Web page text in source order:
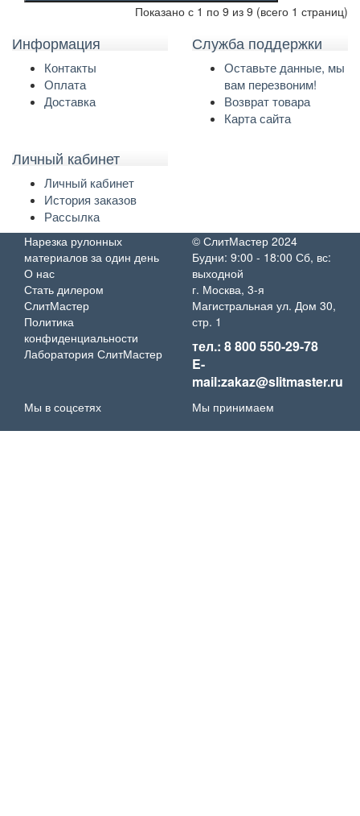
Показано с 1 по 9 из 9 (всего 1 страниц)
Информация
Контакты
Оплата
Доставка
Служба поддержки
Оставьте данные, мы
вам перезвоним!
Возврат товара
Карта сайта
Личный кабинет
Личный кабинет
История заказов
Рассылка
Нарезка рулонных
материалов за один день
О нас
Стать дилером
СлитМастер
Политика
конфиденциальности
Лаборатория СлитМастер
© СлитМастер 2024
Будни: 9:00 - 18:00 Сб, вс:
выходной
г. Москва, 3-я
Магистральная ул. Дом 30,
стр. 1
тел.: 8 800 550-29-78
E-
mail:zakaz@slitmaster.ru
Мы в соцсетях Мы принимаем